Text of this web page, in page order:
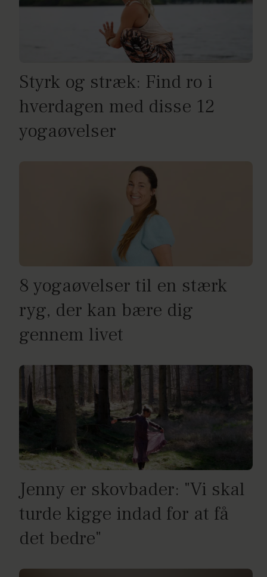
Styrk og stræk: Find ro i
hverdagen med disse 12
yogaøvelser
8 yogaøvelser til en stærk
ryg, der kan bære dig
gennem livet
Jenny er skovbader: "Vi skal
turde kigge indad for at få
det bedre"